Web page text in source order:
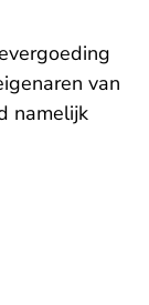
van
namelijk